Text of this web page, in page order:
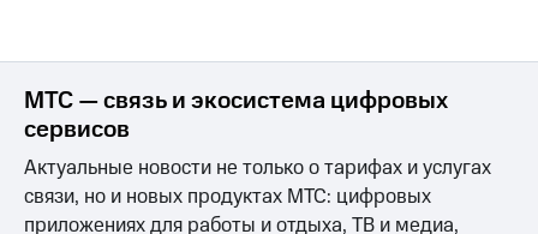
МТС — связь и экосистема цифровых
сервисов
Актуальные новости не только о тарифах и услугах
связи, но и новых продуктах МТС: цифровых
приложениях для работы и отдыха, ТВ и медиа,